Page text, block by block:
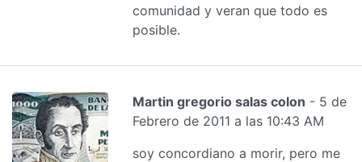
comunidad y veran que todo es
posible.
Martin gregorio salas colon - 5 de
Febrero de 2011 a las 10:43 AM
soy concordiano a morir, pero me